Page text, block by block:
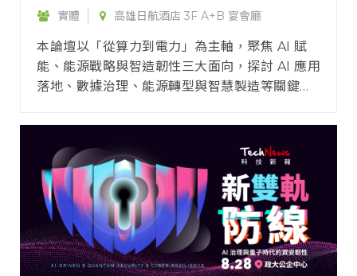
實體 高雄日航酒店 3F A+B 宴會廳
本論壇以「從算力到電力」為主軸，聚焦 AI 賦
能、能源戰略與智造韌性三大面向，探討 AI 應用
落地、數據治理、能源轉型與智慧製造等關鍵議
成長動能。